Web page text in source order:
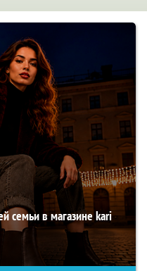
семьи в магазине kari